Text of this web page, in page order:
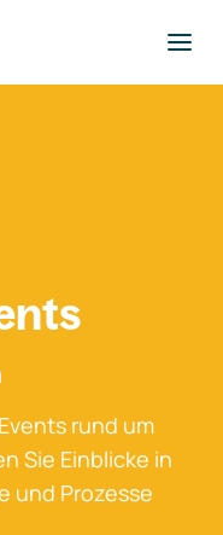
rund um
Sie Einblicke in
und Prozesse